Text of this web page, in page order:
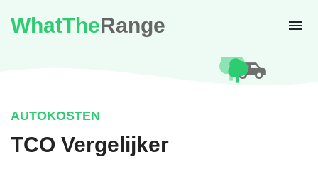
WhatTheRange
AUTOKOSTEN
TCO Vergelijker